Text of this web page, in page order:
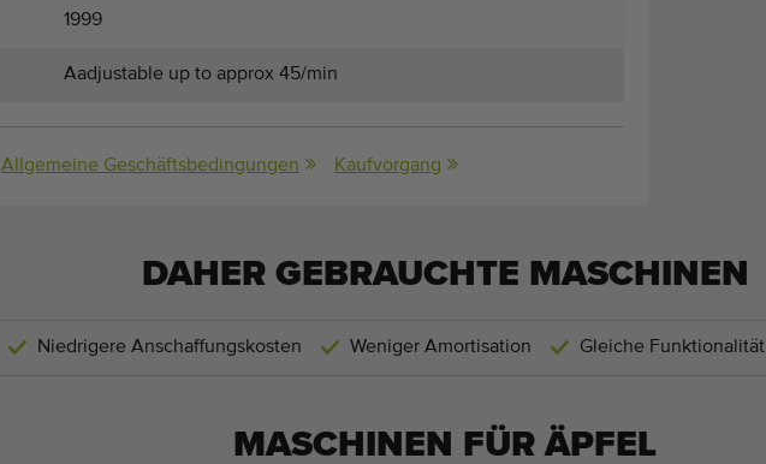
1999
Aadjustable up to approx 45/min
Allgemeine Geschäftsbedingungen Kaufvorgang
DAHER GEBRAUCHTE MASCHINEN
Niedrigere Anschaffungskosten Weniger Amortisation Gleiche Funktionalität
MASCHINEN FÜR ÄPFEL